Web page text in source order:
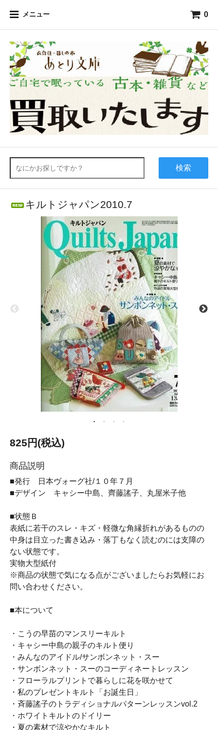
メニュー 0
検索
キルトジャパン2010.7
825円(税込)
商品説明
■発行 日本ヴォーグ社/１０年７月
■デザイン キャシー中島、齊藤謠子、丸屋米子他
■状態Ｂ
表紙に若干のスレ・キズ・軽微な角縁折れがあるものの
中身は目立った書き込み・落丁もなく読むのには支障の
ない状態です。
実物大型紙付
※商品の状態で気になる点がございましたらお気軽にお
問い合わせください。
■本について
・こうの早苗のマンスリーキルト
・キャシー中島の親子のキルト便り
・みんなのアイドル/サンボンネット・スー
・サンボンネット・スーのコーディネートレッスン
・フローラルプリントで暮らしに花を咲かせて
・私のプレゼントキルト「お誕生日」
・斉藤謠子のトラディショナルパターンレッスンvol.2
・ホワイトキルトのドイリー
・夏の素材で涼やかなキルト